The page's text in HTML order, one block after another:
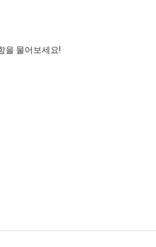
을 물어보세요!